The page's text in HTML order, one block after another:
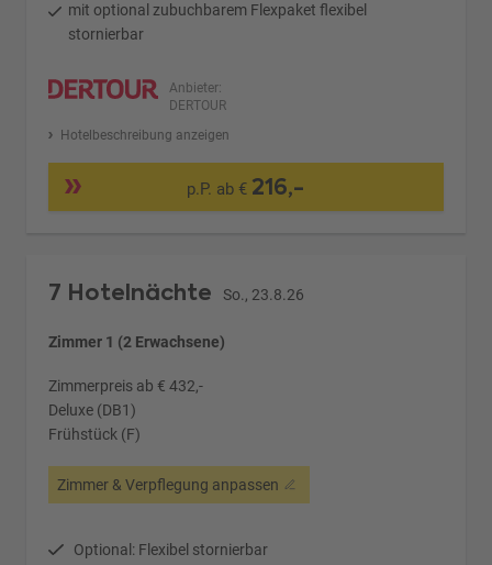
mit optional zubuchbarem Flexpaket flexibel
stornierbar
Anbieter:
DERTOUR
Hotelbeschreibung anzeigen
p.P. ab € 216,-
7 Hotelnächte So., 23.8.26
Zimmer 1 (2 Erwachsene)
Zimmerpreis ab € 432,-
Deluxe (DB1)
Frühstück (F)
Zimmer & Verpflegung anpassen
Optional: Flexibel stornierbar